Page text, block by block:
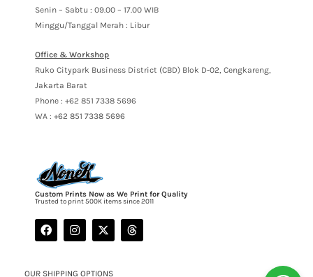
Senin – Sabtu : 09.00 – 17.00 WIB
Minggu/Tanggal Merah : Libur
Office & Workshop
Ruko Citypark Business District (CBD) Blok D-02, Cengkareng,
Jakarta Barat
Phone : +62 851 7338 5696
WA : +62 851 7338 5696
Custom Prints Now as We Print for Quality
Trusted to print 500K items since 2011
OUR SHIPPING OPTIONS